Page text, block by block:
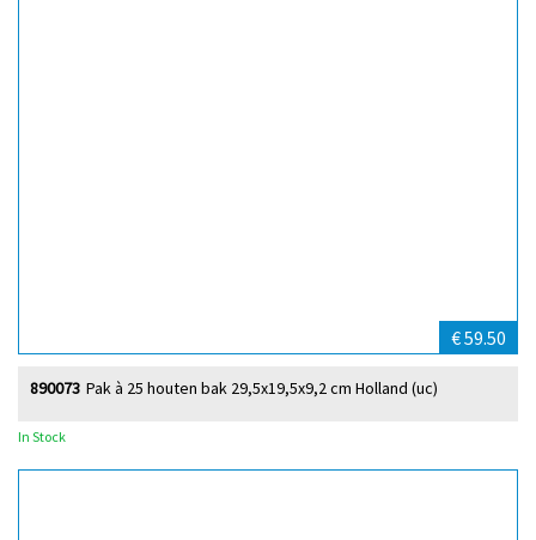
€ 59.50
Pak à 25 houten bak 29,5x19,5x9,2 cm Holland (uc)
890073
In Stock